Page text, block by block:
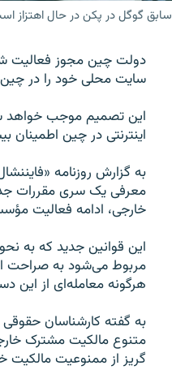
گوگل در پکن در حال اهتزاز
دولت چین مجوز فعالیت
سایت محلی خود را در چین
این تصمیم موجب خواهد
اینترنتی در چین اطمینان
به گزارش روزنامه
معرفی یک سری مقررات
خارجی، ادامه فعالیت
این قوانین جدید که به
مربوط می‌شود به صراحت
هرگونه معامله‌ای از این
به گفته کارشناسان
متنوع مالکیت مشترک
گریز از ممنوعیت مالکیت